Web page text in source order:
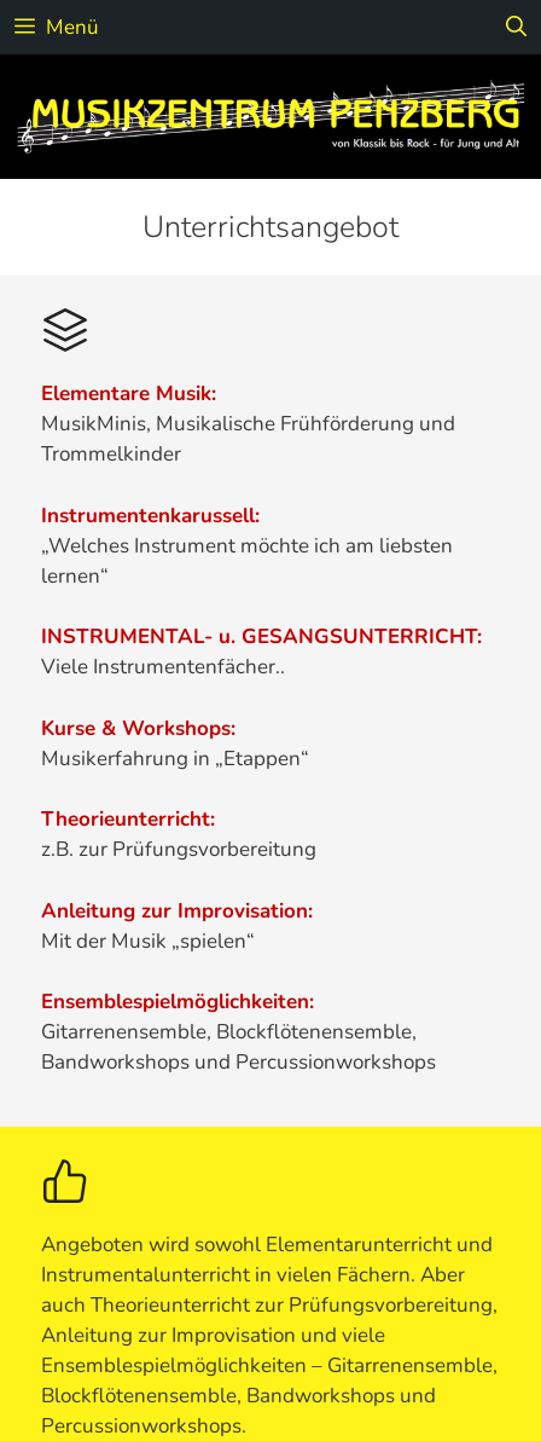
Zum Menü
Unterrichtsangebot
Elementare Musik:
MusikMinis, Musikalische Frühförderung und
Trommelkinder
Instrumentenkarussell:
„Welches Instrument möchte ich am liebsten
lernen“
INSTRUMENTAL- u. GESANGSUNTERRICHT:
Viele Instrumentenfächer..
Kurse & Workshops:
Musikerfahrung in „Etappen“
Theorieunterricht:
z.B. zur Prüfungsvorbereitung
Anleitung zur Improvisation:
Mit der Musik „spielen“
Ensemblespielmöglichkeiten:
Gitarrenensemble, Blockflötenensemble,
Bandworkshops und Percussionworkshops
Angeboten wird sowohl Elementarunterricht und
Instrumentalunterricht in vielen Fächern. Aber
auch Theorieunterricht zur Prüfungsvorbereitung,
Anleitung zur Improvisation und viele
Ensemblespielmöglichkeiten – Gitarrenensemble,
Blockflötenensemble, Bandworkshops und
Percussionworkshops.